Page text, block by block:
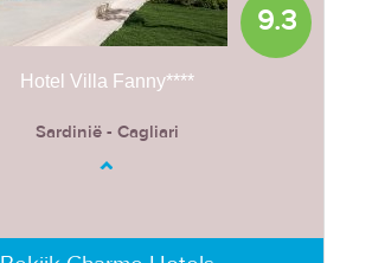
9.3
Hotel Villa Fanny****
Sardinië - Cagliari